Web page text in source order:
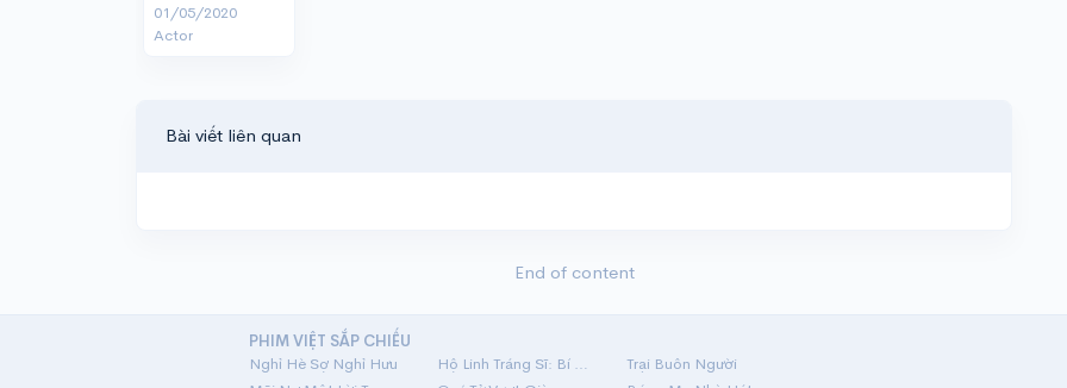
01/05/2020
Actor
Bài viết liên quan
End of content
PHIM VIỆT SẮP CHIẾU
Nghỉ Hè Sợ Nghỉ Hưu
Hộ Linh Tráng Sĩ: Bí Ẩn Mộ Vua Đinh
Trại Buôn Người